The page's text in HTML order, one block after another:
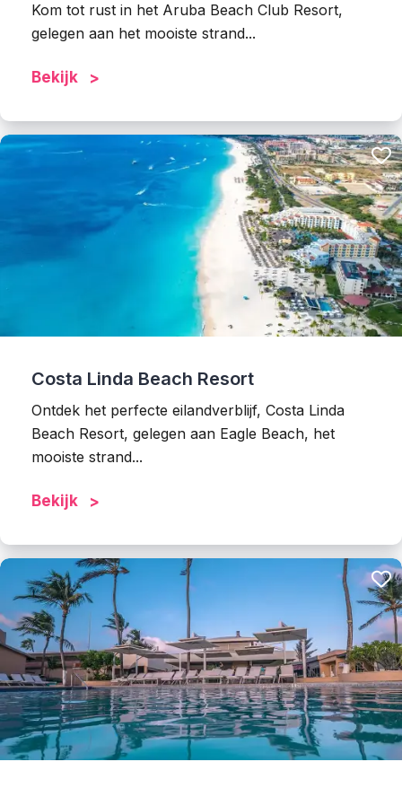
Kom tot rust in het Aruba Beach Club Resort,
gelegen aan het mooiste strand...
Bekijk
Costa Linda Beach Resort
Ontdek het perfecte eilandverblijf, Costa Linda
Beach Resort, gelegen aan Eagle Beach, het
mooiste strand...
Bekijk